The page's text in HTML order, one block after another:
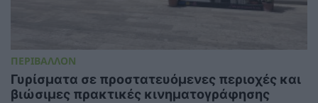
ΠΕΡΙΒΑΛΛΟΝ
Γυρίσματα σε προστατευόμενες περιοχές και
βιώσιμες πρακτικές κινηματογράφησης